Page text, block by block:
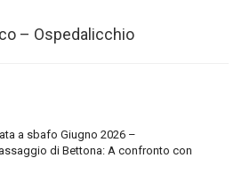
– Ospedalicchio
a sbafo Giugno 2026 –
di Bettona: A confronto con